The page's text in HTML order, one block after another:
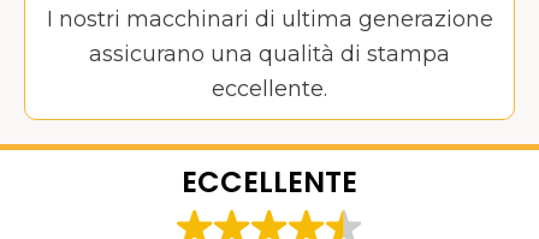
I nostri macchinari di ultima generazione
assicurano una qualità di stampa
eccellente.
ECCELLENTE